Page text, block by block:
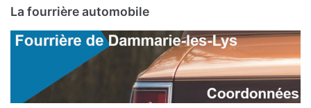
La fourrière automobile